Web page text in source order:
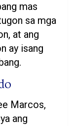
mas
sa mga
at ang
ay isang
Marcos,
ang